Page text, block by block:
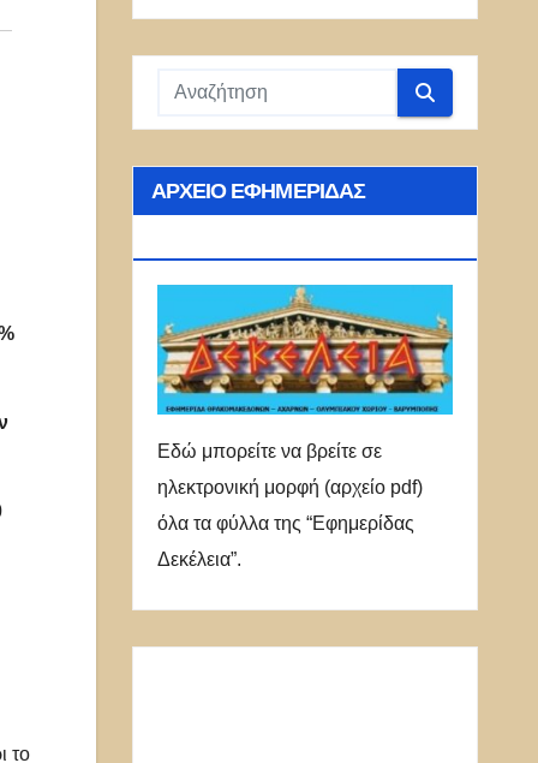
το
ΑΡΧΕΊΟ ΕΦΗΜΕΡΊΔΑΣ
Εδώ μπορείτε να βρείτε σε
ηλεκτρονική μορφή (αρχείο pdf)
όλα τα φύλλα της “Εφημερίδας
Δεκέλεια”.